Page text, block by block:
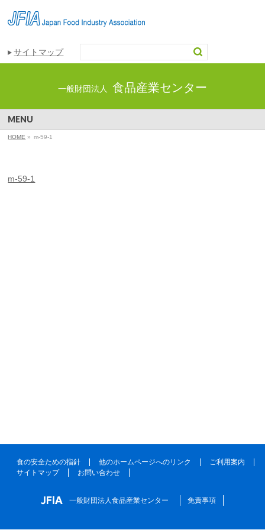
サイトマップ
一般財団法人 食品産業センター
MENU
HOME » m-59-1
m-59-1
食の安全ための指針 他のホームページへのリンク
ご利用案内
サイトマップ
お問い合わせ
一般財団法人食品産業センター 免責事項